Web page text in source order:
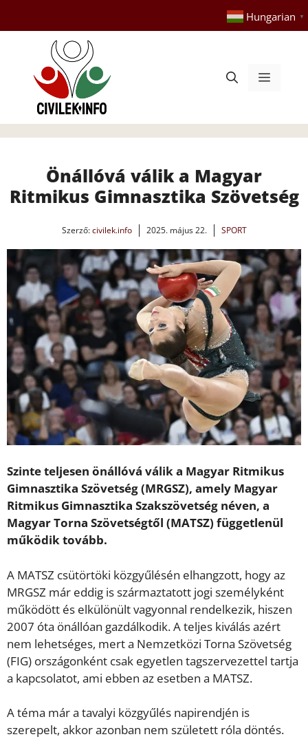
tartalomba
Hungarian ▼
Menü
Önállóvá válik a Magyar
Ritmikus Gimnasztika Szövetség
Szerző:civilek.info 2025. május 22. SPORT
Szinte teljesen önállóvá válik a Magyar Ritmikus
Gimnasztika Szövetség (MRGSZ), amely Magyar
Ritmikus Gimnasztika Szakszövetség néven, a
Magyar Torna Szövetségtől (MATSZ) függetlenül
működik tovább.
A MATSZ csütörtöki közgyűlésén elhangzott, hogy az
MRGSZ már eddig is származtatott jogi személyként
működött és elkülönült vagyonnal rendelkezik, hiszen
2007 óta önállóan gazdálkodik. A teljes kiválás azért
nem lehetséges, mert a Nemzetközi Torna Szövetség
(FIG) országonként csak egyetlen tagszervezettel tartja
a kapcsolatot, ami ebben az esetben a MATSZ.
A téma már a tavalyi közgyűlés napirendjén is
szerepelt, akkor azonban nem született róla döntés.